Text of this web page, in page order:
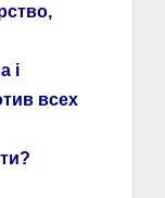
і
всех